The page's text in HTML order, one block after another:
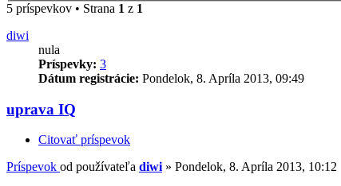
5 príspevkov • Strana 1 z 1
diwi
nula
Príspevky: 3
Dátum registrácie: Pondelok, 8. Apríla 2013, 09:49
uprava IQ
Citovať príspevok
Príspevok od používateľa diwi » Pondelok, 8. Apríla 2013, 10:12